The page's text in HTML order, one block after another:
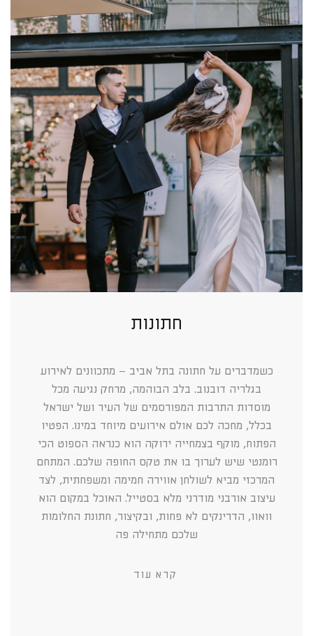
חתונות
כשמדברים על חתונה בתל אביב – מתכוונים לאירוע
בגלריה דובנוב. בלב הבוהמה, מרחק נגיעה מכל
מוסדות התרבות המפורסמים של העיר ושל ישראל
בכלל, מחכה לכם אולם אירועים מיוחד במינו. הפטיו
הפתוח, מוקף בצמחייה ירוקה הוא כנראה הספוט הכי
רומנטי שיש לערוך בו את טקס החופה שלכם. המתחם
המרכזי מביא לשולחן אווירה חמימה ומשפחתית, לצד
עיצוב אורבני מודרני מלא בסטייל. האוכל במקום הוא
וואוו, הדרינקים לא פחות, ובקיצור, חתונת החלומות
שלכם מתחילה פה
קרא עוד